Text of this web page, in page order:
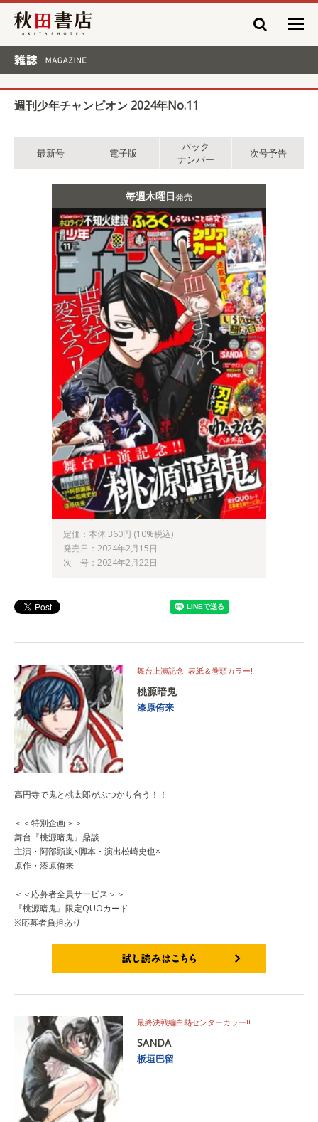
秋田書店
週刊少年チャンピオン 2024年No.11
最新号 電子版
バック
ナンバー
次号予告
毎週木曜日発売
定価：本体 360円 (10%税込)
発売日：2024年2月15日
次 号：2024年2月22日
舞台上演記念!!表紙＆巻頭カラー!
桃源暗鬼
漆原侑来
高円寺で鬼と桃太郎がぶつかり合う！！
＜＜特別企画＞＞
舞台『桃源暗鬼』鼎談
主演・阿部顕嵐×脚本・演出松崎史也×
原作・漆原侑来
＜＜応募者全員サービス＞＞
『桃源暗鬼』限定QUOカード
※応募者負担あり
最終決戦編白熱センターカラー!!
SANDA
板垣巴留